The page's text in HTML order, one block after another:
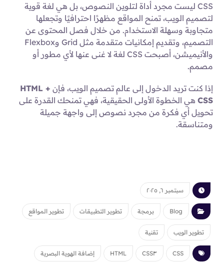
CSS ليست مجرد أداة لتلوين النصوص، بل هي لغة قوية
لتصميم الويب، تمنح المواقع مظهرًا احترافيًا وتجعلها
متجاوبة وسهلة الاستخدام. من خلال فصل المحتوى عن
التصميم، وتقديم إمكانيات متقدمة مثل Grid وFlexbox
والأنيميشن، أصبحت CSS لغة لا غنى عنها لأي مطور أو
مصمم.
إذا كنت تريد الدخول إلى عالم تصميم الويب، فإن HTML +
CSS هي الخطوة الأولى الحقيقية، فهي تمنحك القدرة على
تحويل أي فكرة من مجرد نصوص إلى واجهة جميلة
ومتناسقة.
سبتمبر ٦, ٢٠٢٥
Blog برمجة تطوير التطبيقات تطوير المواقع
تطوير الويب تقنية
CSS CSS٣ HTML إضافة الهوية البصرية